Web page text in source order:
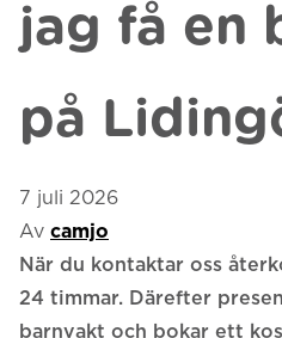
jag få en
på
7 juli 2026
Av camjo
När du kontaktar oss
24 timmar. Därefter
barnvakt och bokar ett